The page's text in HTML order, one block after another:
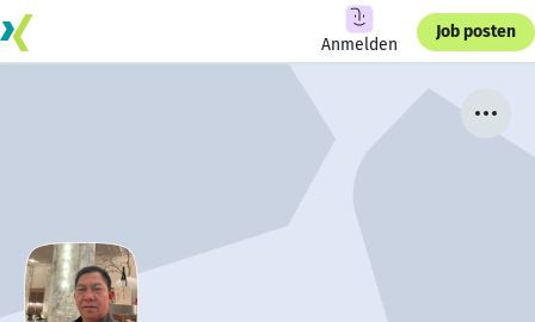
Anmelden
Job posten